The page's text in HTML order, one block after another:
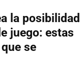
la posibilidad
juego: estas
se